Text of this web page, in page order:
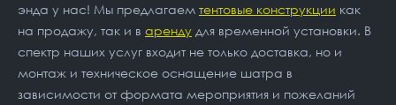
энда у нас! Мы предлагаем тентовые конструкции как
на продажу, так и в аренду для временной установки. В
спектр наших услуг входит не только доставка, но и
монтаж и техническое оснащение шатра в
зависимости от формата мероприятия и пожеланий